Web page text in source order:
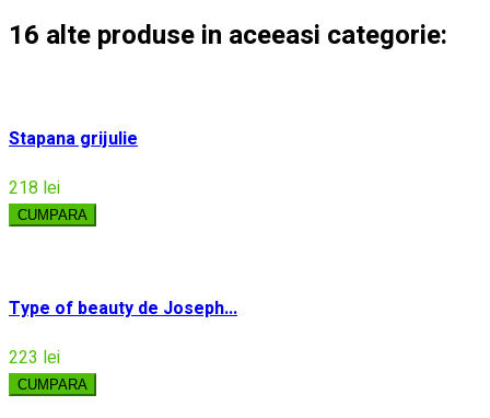
16 alte produse in aceeasi categorie:
Stapana grijulie
218 lei
CUMPARA
Type of beauty de Joseph...
223 lei
CUMPARA